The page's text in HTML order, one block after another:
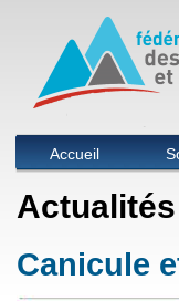
Menu principal
Accueil
Canicule